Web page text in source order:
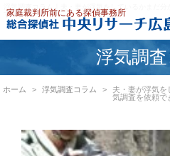
すか？
浮気調
ホーム 浮気調査コラム
夫・妻が浮気
気調査を依頼で